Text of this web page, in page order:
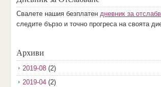
Свалете нашия безплатен дневник за
следите бързо и точно прогреса на своята
Архиви
2019-08(2)
2019-04(2)